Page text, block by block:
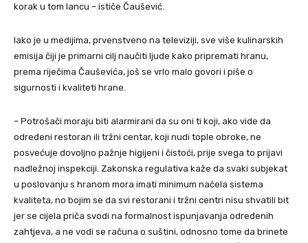
korak u tom lancu – ističe Čaušević.
Iako je u medijima, prvenstveno na televiziji, sve više kulinarskih
emisija čiji je primarni cilj naučiti ljude kako pripremati hranu,
prema riječima Čauševića, još se vrlo malo govori i piše o
sigurnosti i kvaliteti hrane.
– Potrošači moraju biti alarmirani da su oni ti koji, ako vide da
određeni restoran ili tržni centar, koji nudi tople obroke, ne
posvećuje dovoljno pažnje higijeni i čistoći, prije svega to prijavi
nadležnoj inspekciji. Zakonska regulativa kaže da svaki subjekat
u poslovanju s hranom mora imati minimum načela sistema
kvaliteta, no bojim se da svi restorani i tržni centri nisu shvatili bit
jer se cijela priča svodi na formalnost ispunjavanja određenih
zahtjeva, a ne vodi se računa o suštini, odnosno tome da brinete